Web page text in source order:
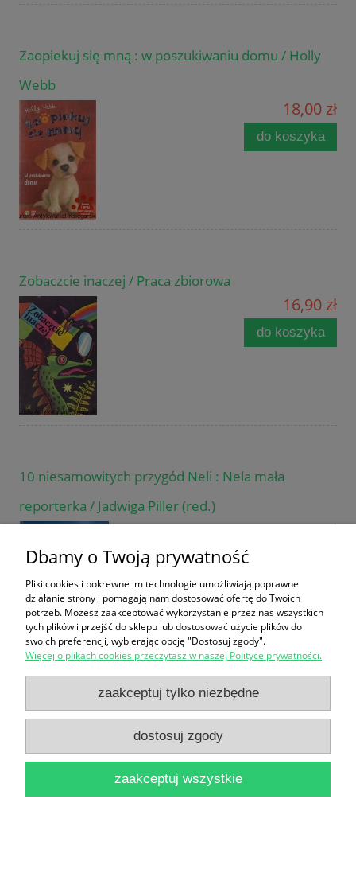
Zaopiekuj się mną : w poszukiwaniu domu / Holly
Webb
18,00 zł
do koszyka
Zobaczcie inaczej / Praca zbiorowa
16,90 zł
do koszyka
10 niesamowitych przygód Neli : Nela mała
reporterka / Jadwiga Piller (red.)
28,90 zł
101 things to do before you're five / Sally Norton
34,90 zł
do koszyka
Dbamy o Twoją prywatność
Pliki cookies i pokrewne im technologie umożliwiają poprawne
działanie strony i pomagają nam dostosować ofertę do Twoich
potrzeb. Możesz zaakceptować wykorzystanie przez nas wszystkich
tych plików i przejść do sklepu lub dostosować użycie plików do
swoich preferencji, wybierając opcję "Dostosuj zgody".
Więcej o plikach cookies przeczytasz w naszej Polityce prywatności.
zaakceptuj tylko niezbędne
dostosuj zgody
zaakceptuj wszystkie